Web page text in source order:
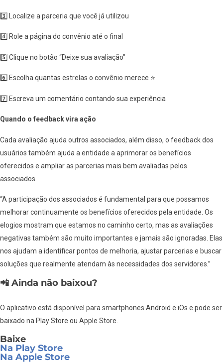
3️⃣ Localize a parceria que você já utilizou
4️⃣ Role a página do convênio até o final
5️⃣ Clique no botão “Deixe sua avaliação”
6️⃣ Escolha quantas estrelas o convênio merece ⭐
7️⃣ Escreva um comentário contando sua experiência
Quando o feedback vira ação
Cada avaliação ajuda outros associados, além disso, o feedback dos
usuários também ajuda a entidade a aprimorar os benefícios
oferecidos e ampliar as parcerias mais bem avaliadas pelos
associados.
“A participação dos associados é fundamental para que possamos
melhorar continuamente os benefícios oferecidos pela entidade. Os
elogios mostram que estamos no caminho certo, mas as avaliações
negativas também são muito importantes e jamais são ignoradas. Elas
nos ajudam a identificar pontos de melhoria, ajustar parcerias e buscar
soluções que realmente atendam às necessidades dos servidores.”
📲 Ainda não baixou?
O aplicativo está disponível para smartphones Android e iOs e pode ser
baixado na Play Store ou Apple Store.
Baixe
Na Play Store
Na Apple Store